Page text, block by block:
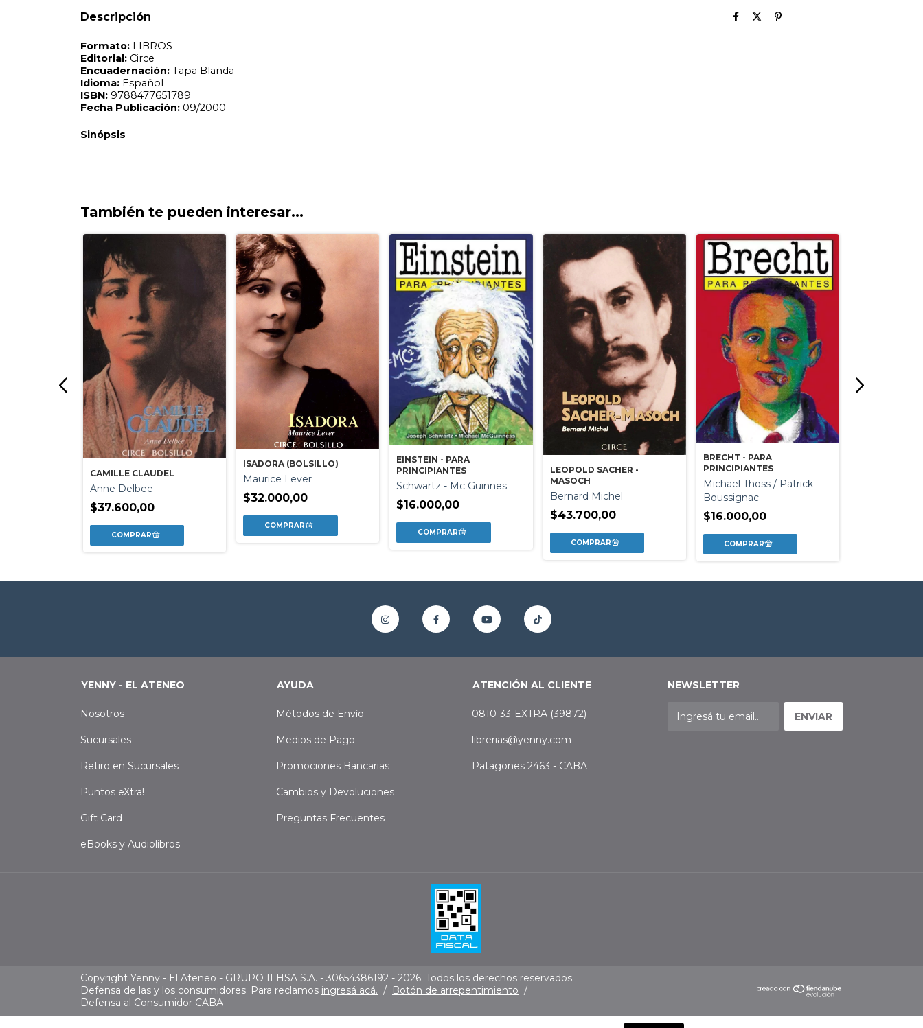
Descripción
También te pueden interesar...
CAMILLE CLAUDEL
Anne Delbee
$37.600,00
ISADORA (BOLSILLO)
Maurice Lever
$32.000,00
EINSTEIN - PARA
PRINCIPIANTES
Schwartz - Mc Guinnes
$16.000,00
LEOPOLD SACHER -
MASOCH
Bernard Michel
$43.700,00
BRECHT - PARA
PRINCIPIANTES
Michael Thoss / Patrick
Boussignac
$16.000,00
YENNY - EL ATENEO
Nosotros
Sucursales
Retiro en Sucursales
Puntos eXtra!
Gift Card
eBooks y Audiolibros
AYUDA
Métodos de Envío
Medios de Pago
Promociones Bancarias
Cambios y Devoluciones
Preguntas Frecuentes
ATENCIÓN AL CLIENTE
0810-33-EXTRA (39872)
librerias@yenny.com
Patagones 2463 - CABA
NEWSLETTER
Copyright Yenny - El Ateneo - GRUPO ILHSA S.A. - 30654386192 - 2026. Todos los derechos reservados.
Defensa de las y los consumidores. Para reclamos ingresá acá. / Botón de arrepentimiento /
Defensa al Consumidor CABA